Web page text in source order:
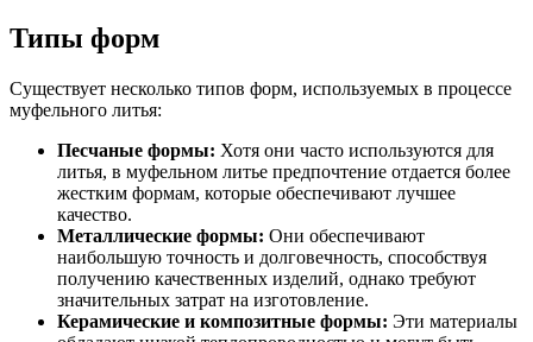
Типы форм
Существует несколько типов форм, используемых в процессе
муфельного литья:
Песчаные формы: Хотя они часто используются для
литья, в муфельном литье предпочтение отдается более
жестким формам, которые обеспечивают лучшее
качество.
Металлические формы: Они обеспечивают
наибольшую точность и долговечность, способствуя
получению качественных изделий, однако требуют
значительных затрат на изготовление.
Керамические и композитные формы: Эти материалы